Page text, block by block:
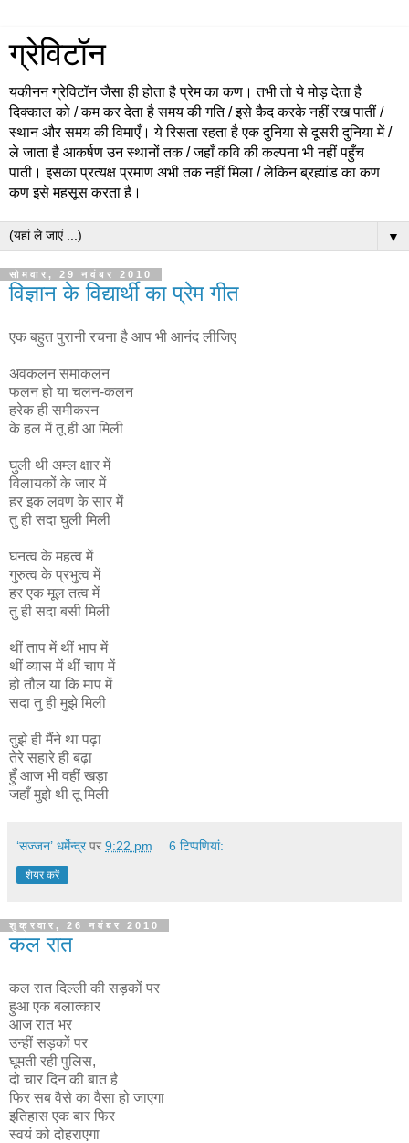
ग्रेविटॉन
यकीनन ग्रेविटॉन जैसा ही होता है प्रेम का कण। तभी तो ये मोड़ देता है
दिक्काल को / कम कर देता है समय की गति / इसे कैद करके नहीं रख पातीं /
स्थान और समय की विमाएँ। ये रिसता रहता है एक दुनिया से दूसरी दुनिया में /
ले जाता है आकर्षण उन स्थानों तक / जहाँ कवि की कल्पना भी नहीं पहुँच
पाती। इसका प्रत्यक्ष प्रमाण अभी तक नहीं मिला / लेकिन ब्रह्मांड का कण
कण इसे महसूस करता है।
▼
सोमवार, 29 नवंबर 2010
विज्ञान के विद्यार्थी का प्रेम गीत
एक बहुत पुरानी रचना है आप भी आनंद लीजिए
अवकलन समाकलन
फलन हो या चलन-कलन
हरेक ही समीकरन
के हल में तू ही आ मिली
घुली थी अम्ल क्षार में
विलायकों के जार में
हर इक लवण के सार में
तु ही सदा घुली मिली
घनत्व के महत्व में
गुरुत्व के प्रभुत्व में
हर एक मूल तत्व में
तु ही सदा बसी मिली
थीं ताप में थीं भाप में
थीं व्यास में थीं चाप में
हो तौल या कि माप में
सदा तु ही मुझे मिली
तुझे ही मैंने था पढ़ा
तेरे सहारे ही बढ़ा
हुँ आज भी वहीं खड़ा
जहाँ मुझे थी तू मिली
‘सज्जन’ धर्मेन्द्र पर 9:22 pm 6 टिप्‍पणियां:
शेयर करें
शुक्रवार, 26 नवंबर 2010
कल रात
कल रात दिल्ली की सड़कों पर
हुआ एक बलात्कार
आज रात भर
उन्हीं सड़कों पर
घूमती रही पुलिस,
दो चार दिन की बात है
फिर सब वैसे का वैसा हो जाएगा
इतिहास एक बार फिर
स्वयं को दोहराएगा